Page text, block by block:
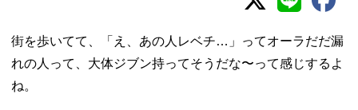
街を歩いてて、「え、あの人レベチ…」ってオーラだだ漏
れの人って、大体ジブン持ってそうだな〜って感じするよ
ね。